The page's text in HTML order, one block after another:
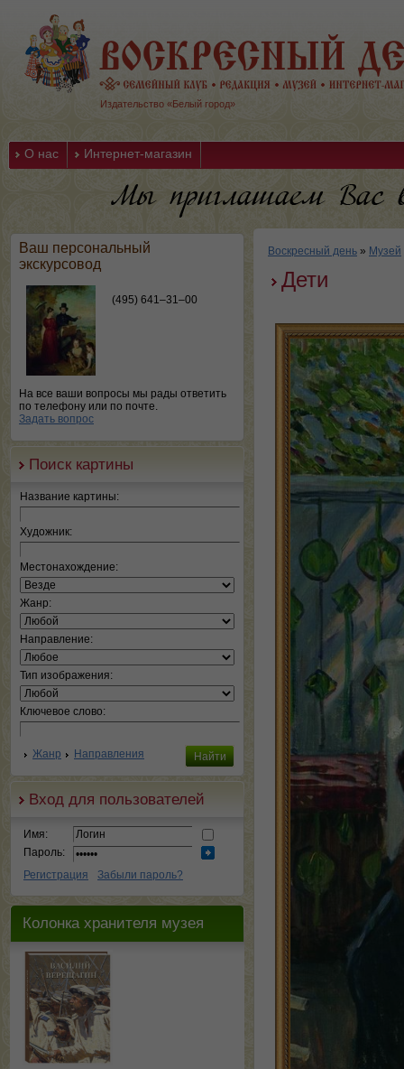
Издательство «Белый город»
О нас Интернет-магазин
Ваш персональный
экскурсовод
(495) 641–31–00
На все ваши вопросы мы рады ответить
по телефону или по почте.
Задать вопрос
Поиск картины
Название картины:
Художник:
Местонахождение:
Жанр:
Направление:
Тип изображения:
Ключевое слово:
Жанр Направления
Вход для пользователей
Имя:
Пароль:
Регистрация
Забыли пароль?
Колонка хранителя музея
Воскресный день » Музей
Дети